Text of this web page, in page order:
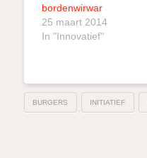
bordenwirwar
25 maart 2014
In "Innovatief"
BURGERS INITIATIEF